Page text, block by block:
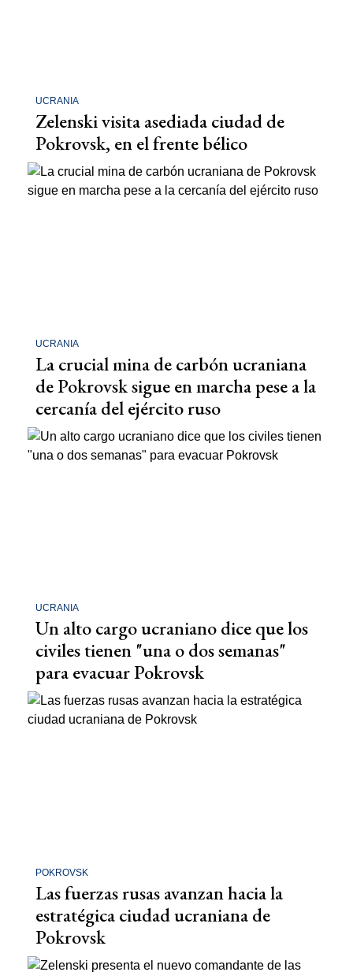
UCRANIA
Zelenski visita asediada ciudad de
Pokrovsk, en el frente bélico
UCRANIA
La crucial mina de carbón ucraniana
de Pokrovsk sigue en marcha pese a la
cercanía del ejército ruso
UCRANIA
Un alto cargo ucraniano dice que los
civiles tienen "una o dos semanas"
para evacuar Pokrovsk
POKROVSK
Las fuerzas rusas avanzan hacia la
estratégica ciudad ucraniana de
Pokrovsk